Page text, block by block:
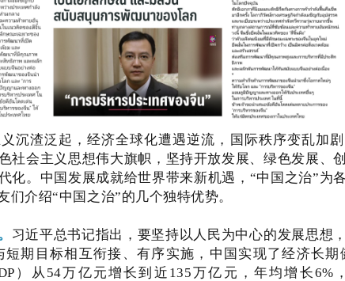
沉渣泛起，经济全球化遭遇逆流，国际秩序变乱加
社会主义思想伟大旗帜，坚持开放发展、绿色发展、
化。中国发展成就给世界带来新机遇，“中国之治”为
介绍“中国之治”的几个独特优势。
习近平总书记指出，要坚持以人民为中心的发展思想
期目标相互衔接、有序实施，中国实现了经济长期
）从54万亿元增长到近135万亿元，年均增长6%